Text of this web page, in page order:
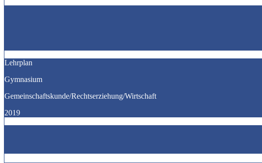
Lehrplan
Gymnasium
Gemeinschaftskunde/Rechtserziehung/Wirtschaft
2019